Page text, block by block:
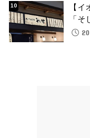
【
「そ